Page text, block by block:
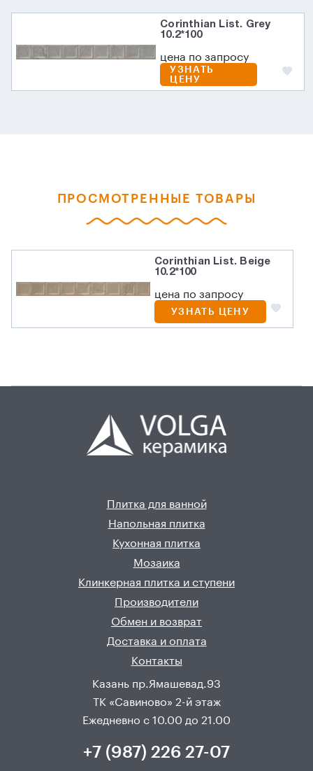
Corinthian List. Grey
10.2*100
цена по запросу
УЗНАТЬ
ЦЕНУ
ПРОСМОТРЕННЫЕ ТОВАРЫ
Corinthian List. Beige
10.2*100
цена по запросу
УЗНАТЬ ЦЕНУ
Плитка для ванной
Напольная плитка
Кухонная плитка
Мозаика
Клинкерная плитка и ступени
Производители
Обмен и возврат
Доставка и оплата
Контакты
Казань пр.Ямашевад.93
ТК «Савиново» 2-й этаж
Ежедневно с 10.00 до 21.00
+7 (987) 226 27-07